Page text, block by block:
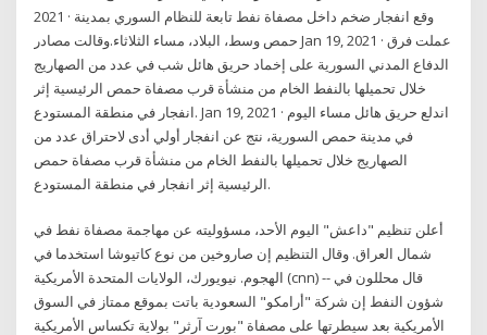
2021 · وقع انفجار ضخم داخل مصفاة نفط تابعة للنظام السوري بمدينة
حمص وسط، البلاد، مساء الثلاثاء.وقالت مصادر Jan 19, 2021 · عملت فرق
الدفاع المدني السورية على إخماد حريق هائل شب في عدد من الصهاريج
خلال تحميلها بالنفط الخام من منشأة قرب مصفاة حمص الرئيسية إثر
انفجار في منطقة المستودع. Jan 19, 2021 · اندلع حريق هائل مساء اليوم
في مدينة حمص السورية، نتج عن انفجار أولي أدى لاحتراق عدد من
الصهاريج خلال تحميلها بالنفط الخام من منشأة قرب مصفاة حمص
الرئيسية إثر انفجار في منطقة المستودع.
أعلن تنظيم "داعش" اليوم الأحد، مسؤوليته عن مهاجمة مصفاة نفط في
شمال العراق. وقال التنظيم إن صاروخين من نوع كاتيوشا استخدما في
الهجوم. نيويورك، الولايات المتحدة الأمريكية (cnn) -- قال محللون في
شؤون النفط إن شركة "أرامكو" السعودية باتت بموقع ممتاز في السوق
الأمريكية بعد سيطرتها على مصفاة "بورت آرثر" بولاية تكساس الأمريكية